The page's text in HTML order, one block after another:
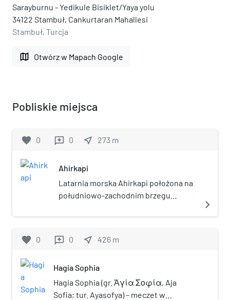
Sarayburnu - Yedikule Bisiklet/Yaya yolu
34122 Stambuł, Cankurtaran Mahallesi
Stambuł, Turcja
map Otwórz w Mapach Google
Pobliskie miejsca
favorite 0 reviews 0 near_me 273 m
Ahirkapi
Latarnia morska Ahirkapi położona na
południowo-zachodnim brzegu
1857 z polecenia Sułtana Abdülmecida
36 metrów.
navigate_next
favorite 0 reviews 0 near_me 426 m
Hagia Sophia
Hagia Sophia (gr. Ἁγία Σοφία, Aja
Sofia; tur. Ayasofya) – meczet w